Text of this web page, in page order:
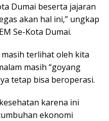
Dumai beserta jajaran
akan hal ini,” ungkap
Se-Kota Dumai.
terlihat oleh kita
masih “goyang
tetap bisa beroperasi.
karena ini
ekonomi